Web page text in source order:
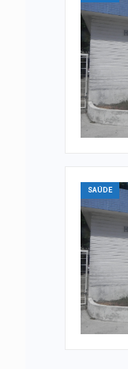
SAÚDE